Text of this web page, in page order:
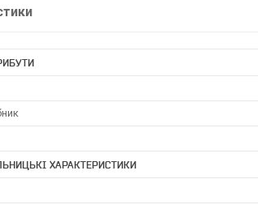
ХАРАКТЕРИСТИКИ